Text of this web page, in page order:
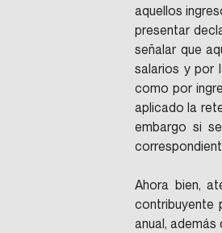
aquellos
presentar
señalar que
salarios y por
como por
aplicado la
embargo si
Ahora bien,
contribuyente
anual,